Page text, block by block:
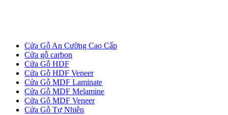
Cửa Gỗ An Cường Cao Cấp
Cửa gỗ carbon
Cửa Gỗ HDF
Cửa Gỗ HDF Veneer
Cửa Gỗ MDF Laminate
Cửa Gỗ MDF Melamine
Cửa Gỗ MDF Veneer
Cửa Gỗ Tự Nhiên